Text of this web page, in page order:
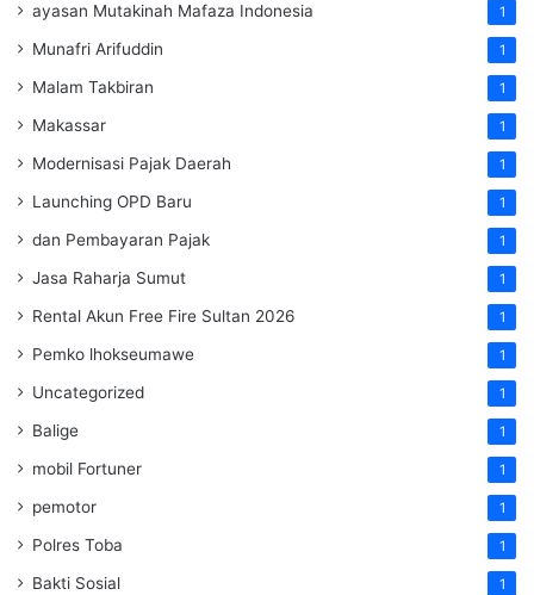
ayasan Mutakinah Mafaza Indonesia 1
Munafri Arifuddin 1
Malam Takbiran 1
Makassar 1
Modernisasi Pajak Daerah 1
Launching OPD Baru 1
dan Pembayaran Pajak 1
Jasa Raharja Sumut 1
Rental Akun Free Fire Sultan 2026 1
Pemko lhokseumawe 1
Uncategorized 1
Balige 1
mobil Fortuner 1
pemotor 1
Polres Toba 1
Bakti Sosial 1